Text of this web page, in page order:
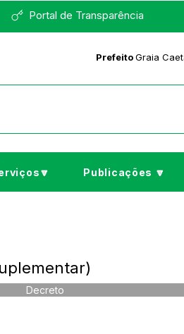
Portal de Transparência
PrefeitoGraia
Publicações 🔽
Decreto